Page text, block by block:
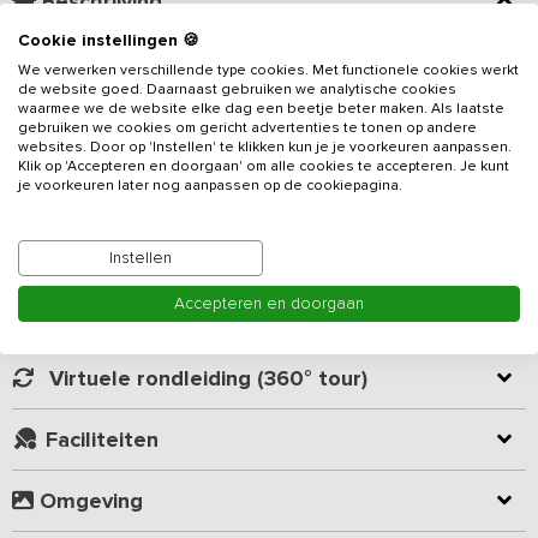
Deze luxe groepsaccommodatie is voorzien van 12 slaapkamers
en 12 badkamers en geschikt voor maximaal 30 personen. Het
vakantieadres is gelegen op een actieve melkveehouderij, erg
leuk voor de kinderen maar ook de volwassenen! Het huis is
uitermate geschikt voor een weekendje weg met familie of
vrienden.
De accommodatie beschikt over een royale ruimte die dient als
eet- en woonkamer. In het woongedeelte vind je een lounge met
heerlijke banken, stoelen en TV. In het eetgedeelte staan 2 lange
eettafels waaraan je gezamenlijk kunt eten. Deze ruimte is
volledig ingerichte keuken is voorzien van een professionele
vaatwasser (vaat is in een paar minuten schoon), 7-pits Boretti
gasfornuis, oven, magnetron, waterkoker, koffiezetapparaat, vriezer
en voldoende koeling. De professionele keuken biedt veel
kookplezier terwijl je op de achtergrond nog het gezellige
gekeuvel aan de bar hoort. Dit terwijl de kinderen zich uitstekend
vermaken in de overdekte speelschuur.
Lees meer
Kamer indeling
Geverifieerde beoordelingen
Virtuele rondleiding (360° tour)
Faciliteiten
Omgeving
Cookie instellingen 🍪
We verwerken verschillende type cookies. Met functionele cookies werkt
de website goed. Daarnaast gebruiken we analytische cookies
waarmee we de website elke dag een beetje beter maken. Als laatste
gebruiken we cookies om gericht advertenties te tonen op andere
websites. Door op 'Instellen' te klikken kun je je voorkeuren aanpassen.
Klik op 'Accepteren en doorgaan' om alle cookies te accepteren. Je kunt
je voorkeuren later nog aanpassen op de cookiepagina.
Instellen
Accepteren en doorgaan